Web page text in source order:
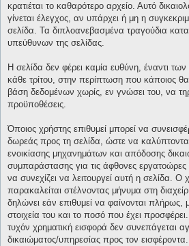
κρατιέται το καθαρότερο αρχείο. Αυτό
γίνεται έλεγχος, αν υπάρχει ή μη η
σελίδα. Τα διπλοανεβασμένα τραγούδια
υπεύθυνων της σελίδας.
Η σελίδα δεν φέρει καμία ευθύνη, έναντι
κάθε τρίτου, στην περίπτωση που κάποιος
βάση δεδομένων χωρίς, εν γνώσει του, να
προϋποθέσεις.
Όποιος χρήστης επιθυμεί μπορεί να
δωρεάς προς τη σελίδα, ώστε να
ενοικίασης μηχανημάτων και απόδοσης
συμπαράστασης για τις άφθονες
να συνεχίζει να λειτουργεί αυτή η σελίδα.
παρακαλείται στέλνοντας μήνυμα στη
δηλώνει εάν επιθυμεί να φαίνονται πλήρως,
στοιχεία του και το ποσό που έχει
τυχόν χρηματική εισφορά δεν συνεπάγεται
δικαιώματος/υπηρεσίας προς τον εισφέροντα.